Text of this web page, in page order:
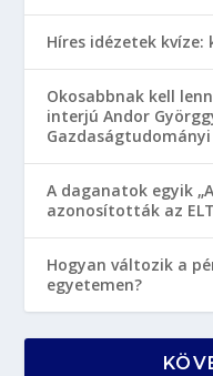
Híres idézetek
Okosabbnak kell
interjú Andor
A daganatok egyik
azonosították az
Hogyan változik a
egyetemen?